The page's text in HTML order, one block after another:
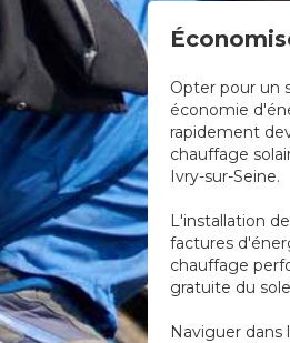
Opter pour un
économie
rapidement
chauffage
Ivry-sur-Seine.
L'installation
factures
chauffage
gratuite du
Naviguer dans